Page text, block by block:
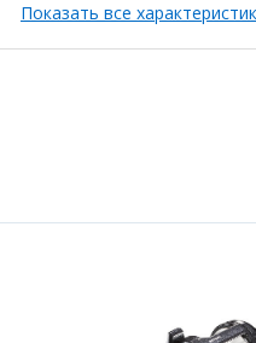
Показать все